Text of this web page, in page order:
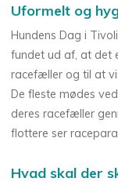
Uformelt og
Hundens Dag i
fundet ud af, at det
racefæller og til at
De fleste mødes
deres racefæller
flottere ser
Hvad skal der